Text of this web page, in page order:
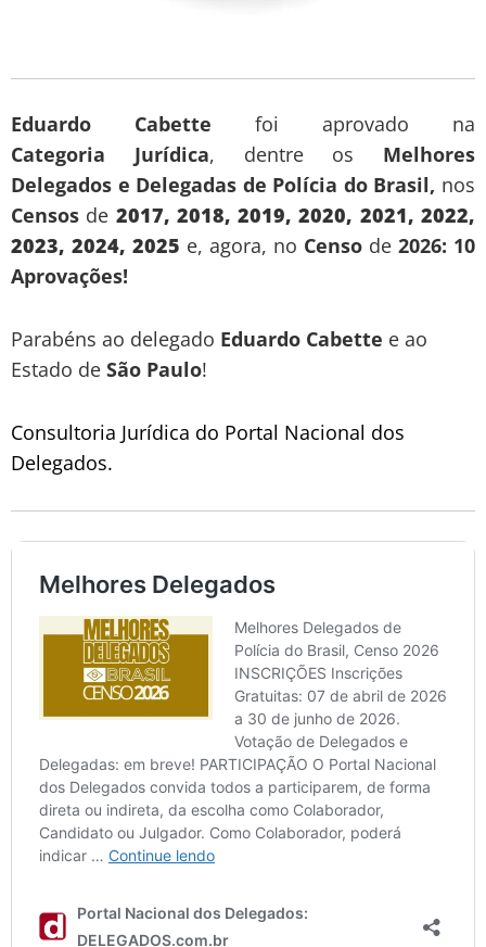
Eduardo Cabette foi aprovado na
Categoria
Jurídica, dentre os Melhores
Delegados e Delegadas de Polícia do Brasil, nos
Censos de 2017, 2018, 2019, 2020, 2021, 2022,
2023, 2024, 2025 e, agora, no Censo de 2026: 10
Aprovações!
Parabéns ao delegado Eduardo Cabette e ao
Estado de São Paulo!
Consultoria Jurídica do Portal Nacional dos
Delegados.